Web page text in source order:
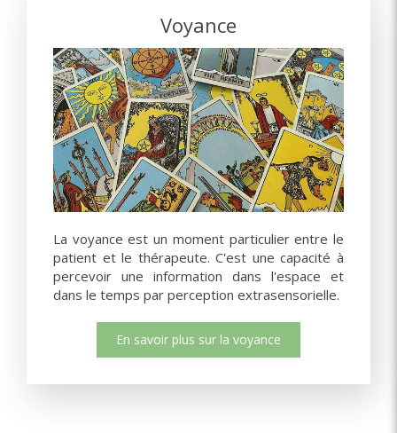
Voyance
La voyance est un moment particulier entre le
patient et le thérapeute. C'est une capacité à
percevoir une information dans l'espace et
dans le temps par perception extrasensorielle.
En savoir plus sur la voyance